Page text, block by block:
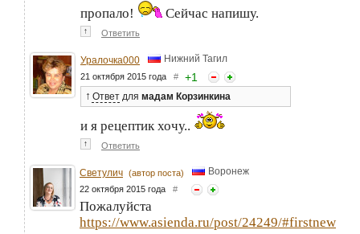
пропало!
Сейчас напишу.
↑ Ответить
Уралочка000 Нижний Тагил
21 октября 2015 года # +1
↑ Ответ для мадам Корзинкина
и я рецептик хочу..
↑ Ответить
Светулич (автор поста) Воронеж
22 октября 2015 года #
Пожалуйста
https://www.asienda.ru/post/24249/#firstnew